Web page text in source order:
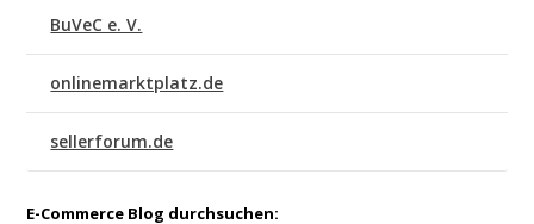
BuVeC e. V.
onlinemarktplatz.de
sellerforum.de
E-Commerce Blog durchsuchen: